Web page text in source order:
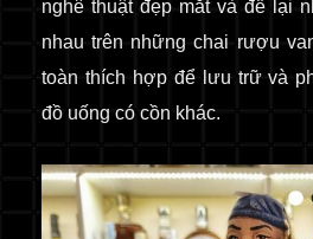
nghê thuật đẹp mắt và để lại
nhau trên những chai rượu
toàn thích hợp để lưu trữ và
đồ uống có cồn khác.